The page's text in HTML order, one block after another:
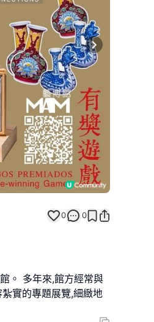
Next slide
0 0
。 多年來,館方經常與
實的專題展覽,細緻地